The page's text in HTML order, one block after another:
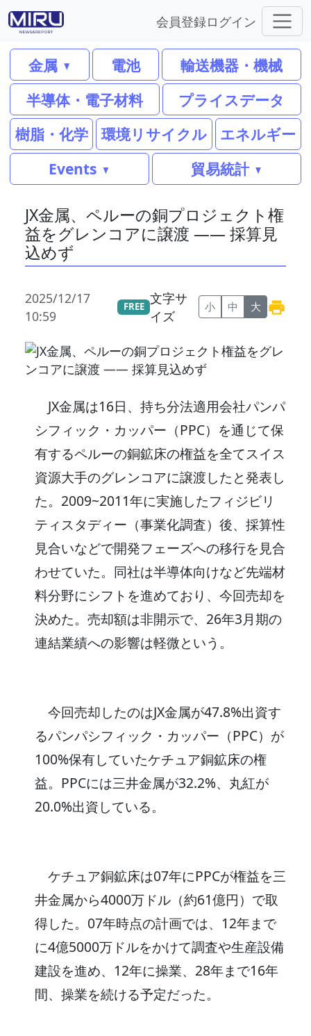
会員登録ログイン
金属 電池
輸送機器・機械
半導体・電子材料
プライスデータ
樹脂・化学
環境リサイクル
エネルギー
Events
貿易統計
JX金属、ペルーの銅プロジェクト権
益をグレンコアに譲渡 ―― 採算見
込めず
2025/12/17
10:59
FREE
文字サ
イズ
小 中 大
JX金属は16日、持ち分法適用会社パンパ
シフィック・カッパー（PPC）を通じて保
有するペルーの銅鉱床の権益を全てスイス
資源大手のグレンコアに譲渡したと発表し
た。2009~2011年に実施したフィジビリ
ティスタディー（事業化調査）後、採算性
見合いなどで開発フェーズへの移行を見合
わせていた。同社は半導体向けなど先端材
料分野にシフトを進めており、今回売却を
決めた。売却額は非開示で、26年3月期の
連結業績への影響は軽微という。
今回売却したのはJX金属が47.8%出資す
るパンパシフィック・カッパー（PPC）が
100%保有していたケチュア銅鉱床の権
益。PPCには三井金属が32.2%、丸紅が
20.0%出資している。
ケチュア銅鉱床は07年にPPCが権益を三
井金属から4000万ドル（約61億円）で取
得した。07年時点の計画では、12年まで
に4億5000万ドルをかけて調査や生産設備
建設を進め、12年に操業、28年まで16年
間、操業を続ける予定だった。